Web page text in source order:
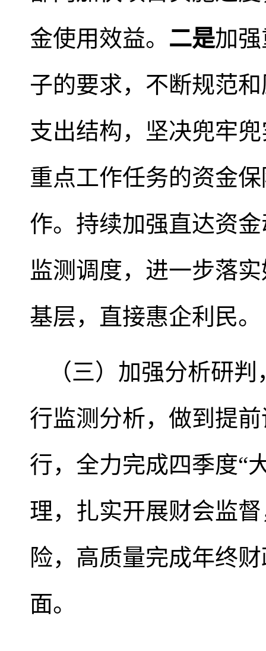
金使用效益。 二是加
子的要求，不断规范
支出结构，坚决兜牢
重点工作任务的资金
作。持续加强直达资
监测调度，进一步落
基层，直接惠企利民。
（三）加强分析研
行监测分析，做到提
行，全力完成四季度“
理，扎实开展财会监
险，高质量完成年终
面。